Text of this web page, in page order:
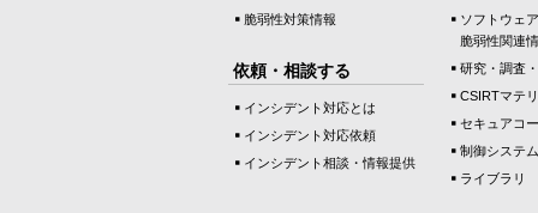
脆弱性対策情報
依頼・相談する
インシデント対応とは
インシデント対応依頼
インシデント相談・情報提供
ソフトウェ
脆弱性関連
研究・調査
CSIRTマテ
セキュアコ
制御システ
ライブラリ